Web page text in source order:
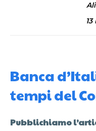
Banca
tempi del
Pubblichiamo